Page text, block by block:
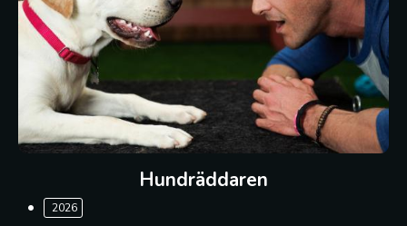
Hundräddaren
2026